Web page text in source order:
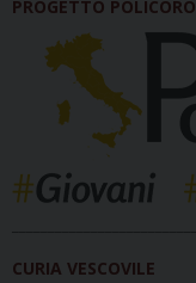
PROGETTO POLICORO
CURIA VESCOVILE